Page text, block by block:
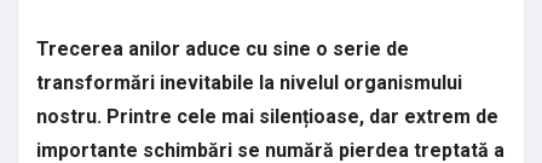
Trecerea anilor aduce cu sine o serie de
transformări inevitabile la nivelul organismului
nostru. Printre cele mai silențioase, dar extrem de
importante schimbări se numără pierdea treptată a